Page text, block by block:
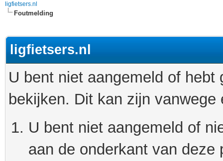
ligfietsers.nl
Foutmelding
ligfietsers.nl
U bent niet aangemeld of
bekijken. Dit kan zijn
U bent niet aangemeld of
aan de onderkant van